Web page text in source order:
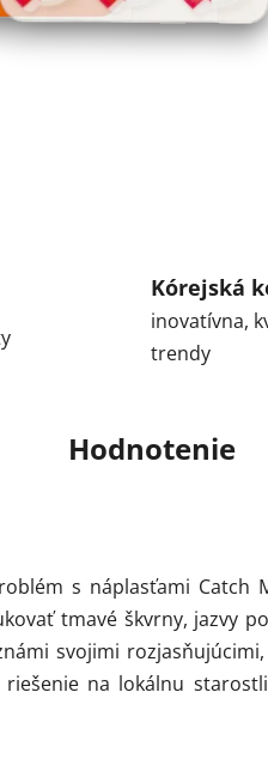
Kórejská
inovatívna,
trendy
Hodnotenie
s náplasťami Catch
tmavé škvrny, jazvy
svojimi
na lokálnu